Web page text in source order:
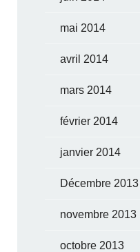
mai 2014
avril 2014
mars 2014
février 2014
janvier 2014
Décembre 2013
novembre 2013
octobre 2013